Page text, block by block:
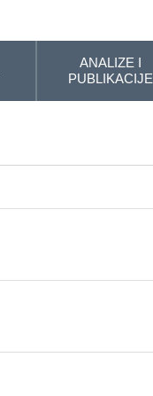
ANALIZE I
PUBLIKACIJE